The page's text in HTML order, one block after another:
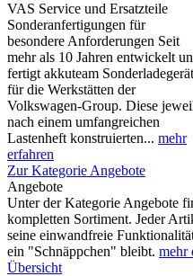
VAS Service und Ersatzteile
Sonderanfertigungen für
besondere Anforderungen Seit
mehr als 10 Jahren entwickelt
fertigt akkuteam
für die Werkstätten der
Volkswagen-Group. Diese
nach einem umfangreichen
Lastenheft konstruierten... mehr
erfahren
Zur Kategorie Angebote
Angebote
Unter der Kategorie Angebote
kompletten Sortiment. Jeder
seine einwandfreie
ein "Schnäppchen" bleibt. mehr
Übersicht